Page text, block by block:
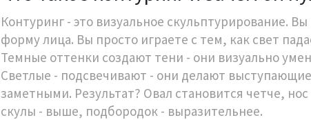
Контуринг - это визуальное скульптурирование.
форму лица. Вы просто играете с тем, как свет
Темные оттенки создают тени - они визуально
Светлые - подсвечивают - они делают
заметными. Результат? Овал становится четче,
скулы - выше, подбородок - выразительнее.